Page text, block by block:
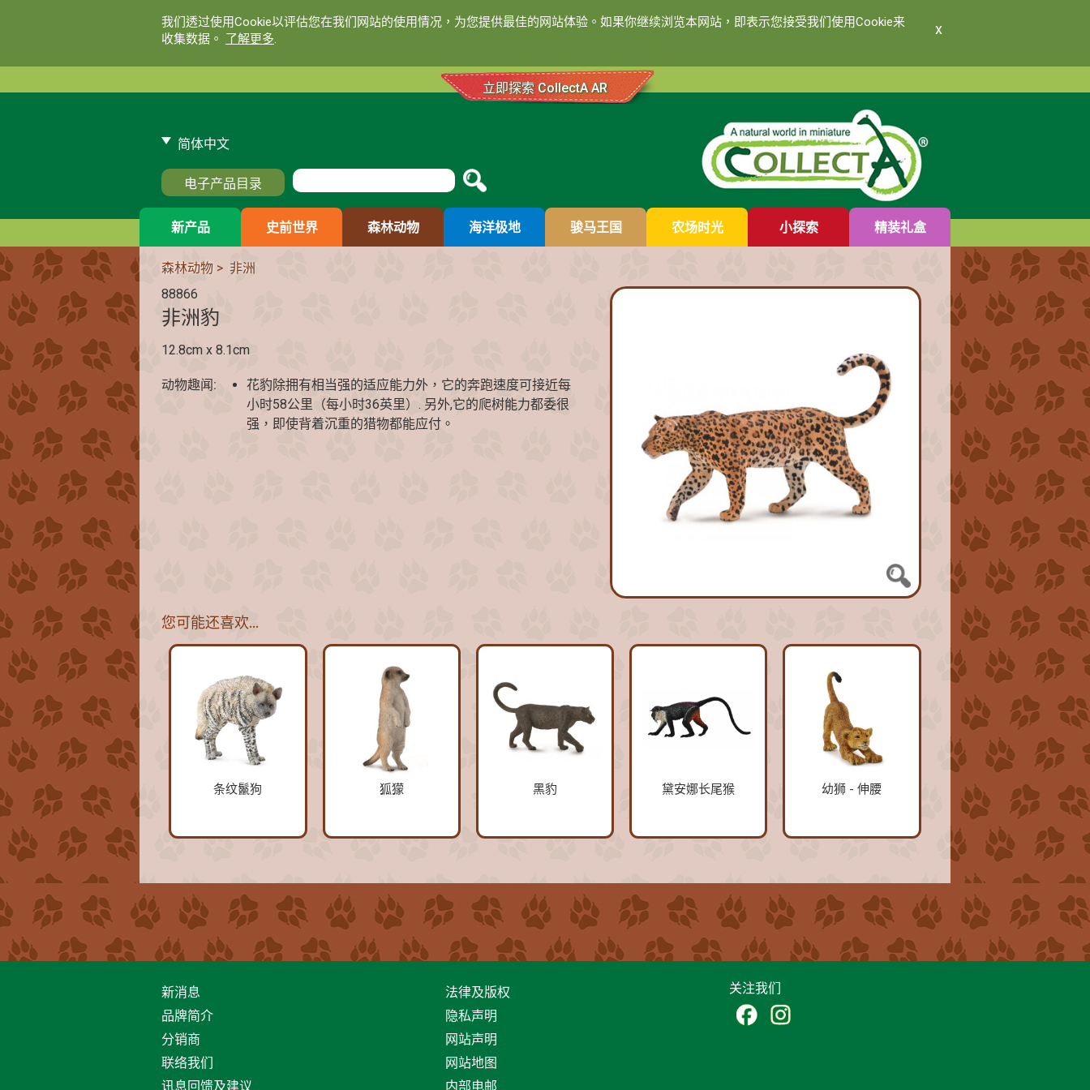
我们透过使用Cookie以评估您在我们网站的使用情况，为您提供最佳的网站体验。如果你继续浏览本网站，即表示您接受我们使用Cookie来
收集数据。 了解更多.
x
立即探索 CollectA AR
简体中文
电子产品目录
新产品 史前世界 森林动物 海洋极地 骏马王国 农场时光 小探索 精装礼盒
森林动物> 非洲
88866
非洲豹
12.8cm x 8.1cm
动物趣闻:
花豹除拥有相当强的适应能力外，它的奔跑速度可接近每
小时58公里（每小时36英里）. 另外,它的爬树能力都委很
强，即使背着沉重的猎物都能应付。
您可能还喜欢…
条纹鬣狗 狐獴 黑豹 黛安娜长尾猴 幼狮 - 伸腰
新消息
品牌简介
分销商
联络我们
讯息回馈及建议
法律及版权
隐私声明
网站声明
网站地图
内部电邮
关注我们